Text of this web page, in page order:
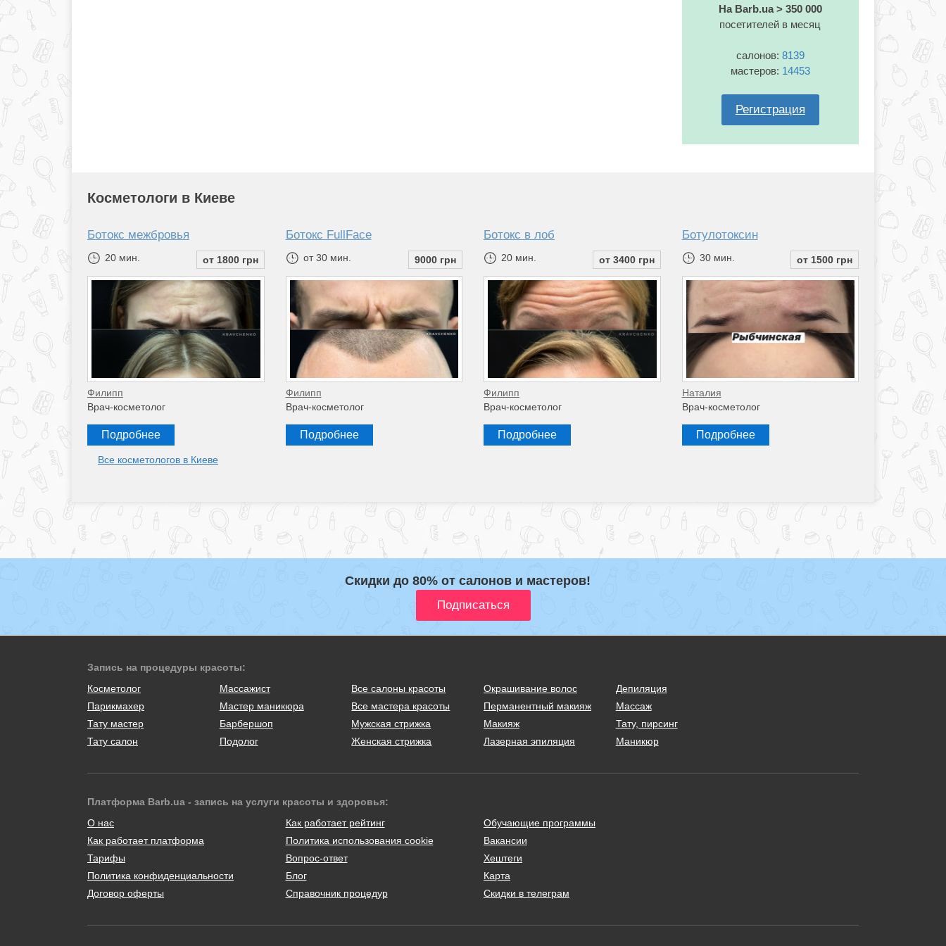
На Barb.ua > 350 000
посетителей в месяц
салонов: 8139
мастеров: 14453
Регистрация
Косметологи в Киеве
Ботокс межбровья
20 мин. от 1800 грн
Филипп
Врач-косметолог
Подробнее
Ботокс FullFace
от 30 мин. 9000 грн
Филипп
Врач-косметолог
Подробнее
Ботокс в лоб
20 мин. от 3400 грн
Филипп
Врач-косметолог
Подробнее
Ботулотоксин
30 мин. от 1500 грн
Наталия
Врач-косметолог
Подробнее
Все косметологов в Киеве
Скидки до 80% от салонов и мастеров!
Запись на процедуры красоты:
Косметолог
Массажист
Парикмахер
Мастер маникюра
Тату мастер
Барбершоп
Тату салон
Подолог
Все салоны красоты
Все мастера красоты
Мужская стрижка
Женская стрижка
Окрашивание волос
Перманентный макияж
Макияж
Лазерная эпиляция
Депиляция
Массаж
Тату, пирсинг
Маникюр
Платформа Barb.ua - запись на услуги красоты и здоровья:
О нас
Как работает платформа
Тарифы
Политика конфиденциальности
Договор оферты
Как работает рейтинг
Политика использования cookie
Вопрос-ответ
Блог
Справочник процедур
Обучающие программы
Вакансии
Хештеги
Карта
Скидки в телеграм